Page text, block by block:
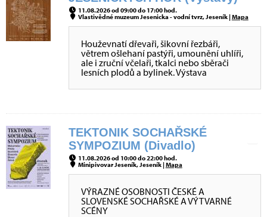
11.08.2026 od 09:00 do 17:00 hod.
Vlastivědné muzeum Jesenicka - vodní tvrz, Jeseník |Mapa
Houževnatí dřevaři, šikovní řezbáři,
větrem ošlehaní pastýři, umounění uhlíři,
ale i zruční včelaři, tkalci nebo sběrači
lesních plodů a bylinek. Výstava
TEKTONIK SOCHAŘSKÉ
SYMPOZIUM (Divadlo)
11.08.2026 od 10:00 do 22:00 hod.
Minipivovar Jeseník, Jeseník |Mapa
VÝRAZNÉ OSOBNOSTI ČESKÉ A
SLOVENSKÉ SOCHAŘSKÉ A VÝTVARNÉ
SCÉNY